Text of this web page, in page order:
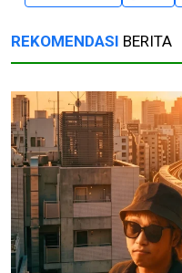
REKOMENDASI BERITA